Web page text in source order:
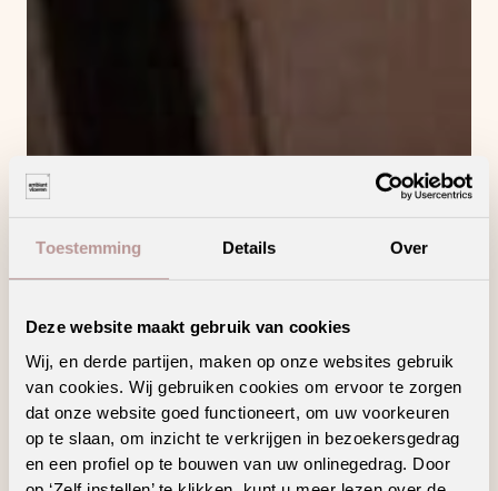
Toestemming Details Over
Deze website maakt gebruik van cookies
Wij, en derde partijen, maken op onze websites gebruik
van cookies. Wij gebruiken cookies om ervoor te zorgen
dat onze website goed functioneert, om uw voorkeuren
op te slaan, om inzicht te verkrijgen in bezoekersgedrag
en een profiel op te bouwen van uw onlinegedrag. Door